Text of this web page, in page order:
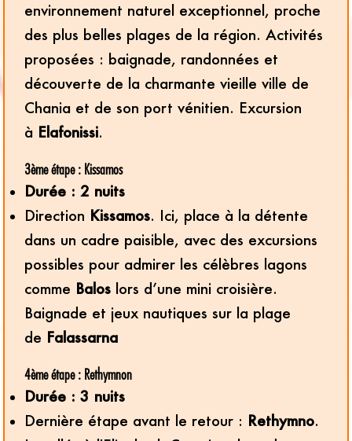
environnement naturel exceptionnel, proche
des plus belles plages de la région. Activités
proposées : baignade, randonnées et
découverte de la charmante vieille ville de
Chania et de son port vénitien. Excursion
à Elafonissi.
3ème étape : Kissamos
Durée : 2 nuits
Direction Kissamos. Ici, place à la détente
dans un cadre paisible, avec des excursions
possibles pour admirer les célèbres lagons
comme Balos lors d’une mini croisière.
Baignade et jeux nautiques sur la plage
de Falassarna
4ème étape : Rethymnon
Durée : 3 nuits
Dernière étape avant le retour : Rethymno.